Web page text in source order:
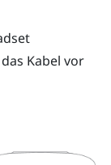
Kabel vor